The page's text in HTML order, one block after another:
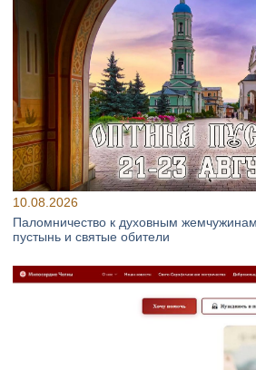
10.08.2026
Паломничество к духовным
пустынь и святые обители